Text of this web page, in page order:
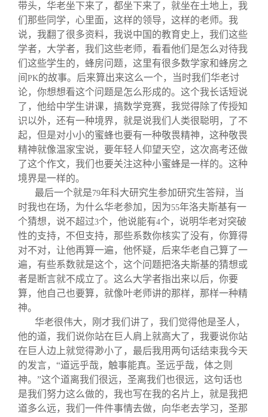
带头，华老坐下来了，都坐下来了，就坐在土地上，我
们那些同学，心里面，这样的领导，这样的老师。我
说，我翻了很多资料，我说中国的教育史上，我们这些
学者，大学者，我们这些老师，看看他们是怎么对待我
们这些学生的，蜂房问题，这里有很多数学家和蜂房之
间 PK的故事。后来算出来这么一个，当时我们华老讨
论，你想想看这个问题是怎么形成的。这个我长话短说
了，他给中学生讲课，搞数学竞赛，我觉得除了传授知
识以外，还有一种境界，就是说我们人类很聪明，了不
起，但是对小小的蜜蜂也要有一种敬畏精神，这种敬畏
精神就像温家宝说，要年轻人仰望天空，这次高考还做
了这个作文，我们也要关注这种小蜜蜂是一样的。这种
境界是一样的。
最后一个就是79年科大研究生参加研究生答辩，当
时我也在场，为什么华老参加，因为55年洛夫斯基有一
个猜想，说不超过3个，他说能有4个，说明华老对突破
性的支持，不但支持，那些系数你核实了没有，你算得
对不对，让他再算一遍，他怀疑，后来华老自己算了一
遍，有些系数就是这个，这个问题把洛夫斯基的猜想或
者是断言就不成立了。这么大学者指出来以后，你要
算，他自己也要算，就像叶老师讲的那样，那样一种精
神。
华老很伟大，刚才我们讲了，我们觉得他是圣人，
他的道，我们说你站在巨人肩上就高大了，我要说你站
在巨人边上就觉得渺小了，最后我用两句话结束我今天
的发言，“道远乎哉，触事能真。圣远乎哉，体之则
神。”这个道离我们很远，圣离我们也很远，这句话也
是我们努力这么做的，我也写在我的名片上，就是我把
道多么远，我们一件件事情去做，向华老去学习，圣那